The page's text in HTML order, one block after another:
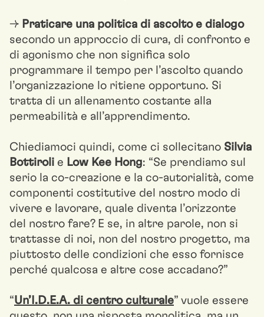
→ Praticare una politica di ascolto e dialogo
secondo un approccio di cura, di confronto e
di agonismo che non significa solo
programmare il tempo per l’ascolto quando
l’organizzazione lo ritiene opportuno. Si
tratta di un allenamento costante alla
permeabilità e all’apprendimento.
Chiediamoci quindi, come ci sollecitano Silvia
Bottiroli e Low Kee Hong: “Se prendiamo sul
serio la co-creazione e la co-autorialità, come
componenti costitutive del nostro modo di
vivere e lavorare, quale diventa l’orizzonte
del nostro fare? E se, in altre parole, non si
trattasse di noi, non del nostro progetto, ma
piuttosto delle condizioni che esso fornisce
perché qualcosa e altre cose accadano?”
“Un’I.D.E.A. di centro culturale” vuole essere